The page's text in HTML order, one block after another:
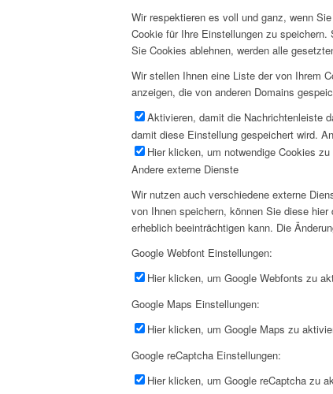
Wir respektieren es voll und ganz, wenn
Cookie für Ihre Einstellungen zu
Sie Cookies ablehnen, werden alle
Wir stellen Ihnen eine Liste der von Ihrem
anzeigen, die von anderen Domains
Aktivieren, damit die Nachrichtenleiste
damit diese Einstellung gespeichert wird.
Hier klicken, um notwendige Cookies
Andere externe Dienste
Wir nutzen auch verschiedene externe
von Ihnen speichern, können Sie diese
erheblich beeinträchtigen kann. Die
Google Webfont Einstellungen:
Hier klicken, um Google Webfonts zu
Google Maps Einstellungen:
Hier klicken, um Google Maps zu
Google reCaptcha Einstellungen:
Hier klicken, um Google reCaptcha zu